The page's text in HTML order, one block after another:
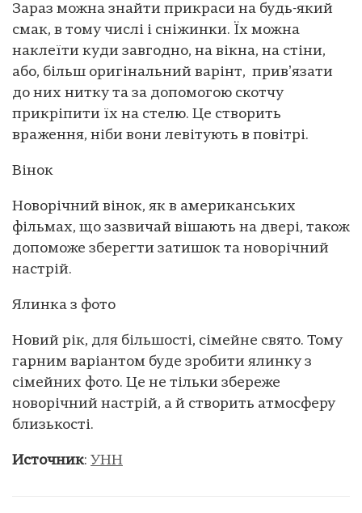
Зараз можна знайти прикраси на будь-який
смак, в тому числі і сніжинки. Їх можна
наклеїти куди завгодно, на вікна, на стіни,
або, більш оригінальний варінт, привʼязати
до них нитку та за допомогою скотчу
прикріпити їх на стелю. Це створить
враження, ніби вони левітують в повітрі.
Вінок
Новорічний вінок, як в американських
фільмах, що зазвичай вішають на двері, також
допоможе зберегти затишок та новорічний
настрій.
Ялинка з фото
Новий рік, для більшості, сімейне свято. Тому
гарним варіантом буде зробити ялинку з
сімейних фото. Це не тільки збереже
новорічний настрій, а й створить атмосферу
близькості.
Источник: УНН